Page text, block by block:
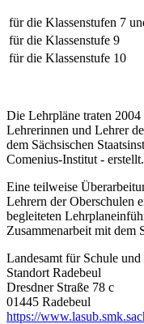
für die Klassenstufen 7
für die Klassenstufe 9
für die Klassenstufe 10
Die Lehrpläne traten
Lehrerinnen und Lehrer
dem Sächsischen
Comenius-Institut - erstellt.
Eine teilweise
Lehrern der Oberschulen
begleiteten
Zusammenarbeit mit dem
Landesamt für Schule
Standort Radebeul
Dresdner Straße 78 c
01445 Radebeul
https://